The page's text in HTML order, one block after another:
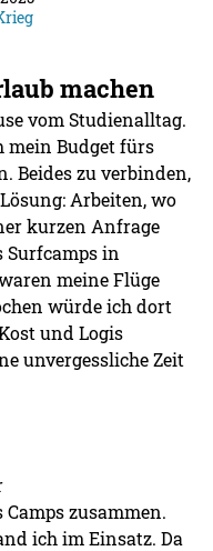
machen
vom Studienalltag.
mein Budget fürs
Beides zu verbinden,
Arbeiten, wo
kurzen Anfrage
Surfcamps in
meine Flüge
würde ich dort
und Logis
unvergessliche Zeit
zusammen.
ich im Einsatz. Da